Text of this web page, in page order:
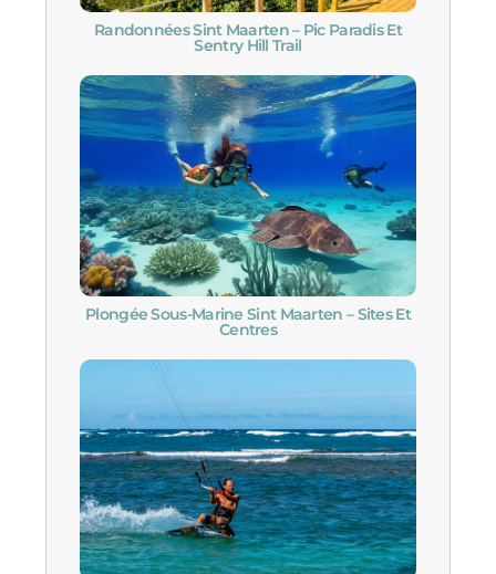
Randonnées Sint Maarten – Pic Paradis Et
Sentry Hill Trail
Plongée Sous-Marine Sint Maarten – Sites Et
Centres